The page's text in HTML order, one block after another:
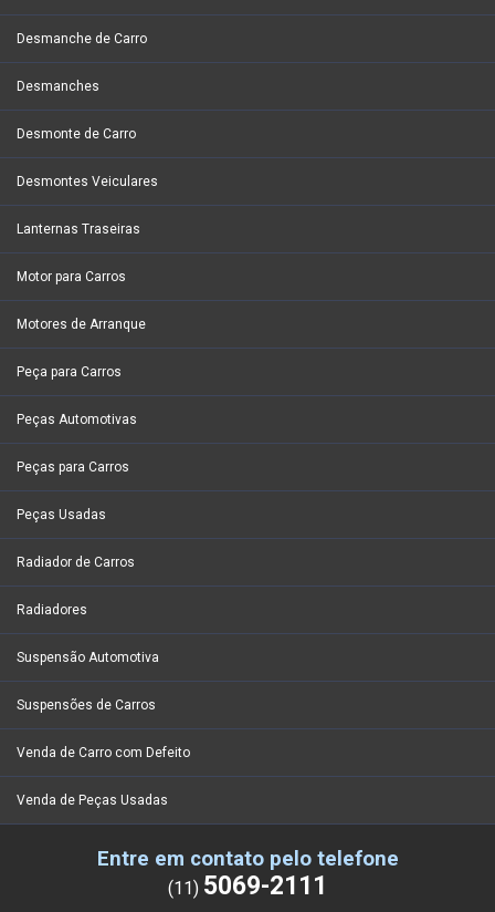
Desmanche de Carro
Desmanches
Desmonte de Carro
Desmontes Veiculares
Lanternas Traseiras
Motor para Carros
Motores de Arranque
Peça para Carros
Peças Automotivas
Peças para Carros
Peças Usadas
Radiador de Carros
Radiadores
Suspensão Automotiva
Suspensões de Carros
Venda de Carro com Defeito
Venda de Peças Usadas
Entre em contato pelo telefone
(11) 5069-2111